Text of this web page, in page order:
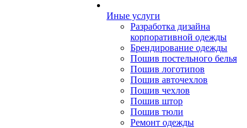
Иные услуги
Разработка дизайна
корпоративной одежды
Брендирование одежды
Пошив постельного белья
Пошив логотипов
Пошив авточехлов
Пошив чехлов
Пошив штор
Пошив тюли
Ремонт одежды